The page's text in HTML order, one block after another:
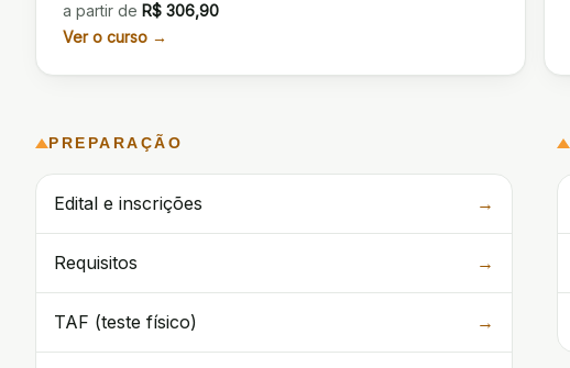
a partir de R$ 306,90
Ver o curso →
PREPARAÇÃO
Edital e inscrições →
Requisitos →
TAF (teste físico) →